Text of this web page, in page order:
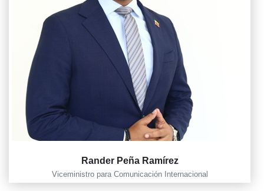
Rander Peña Ramírez
Viceministro para Comunicación Internacional